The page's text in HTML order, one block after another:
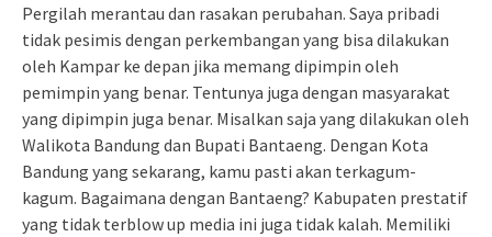
Pergilah merantau dan rasakan perubahan. Saya pribadi
tidak pesimis dengan perkembangan yang bisa dilakukan
oleh Kampar ke depan jika memang dipimpin oleh
pemimpin yang benar. Tentunya juga dengan masyarakat
yang dipimpin juga benar. Misalkan saja yang dilakukan oleh
Walikota Bandung dan Bupati Bantaeng. Dengan Kota
Bandung yang sekarang, kamu pasti akan terkagum-
kagum. Bagaimana dengan Bantaeng? Kabupaten prestatif
yang tidak terblow up media ini juga tidak kalah. Memiliki